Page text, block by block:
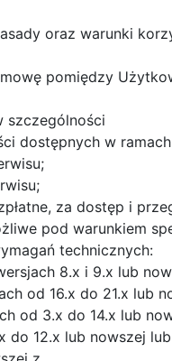
oraz warunki
pomiędzy
szczególności
dostępnych w
za dostęp i
pod warunkiem
technicznych:
8.x i 9.x lub
od 16.x do 21.x lub
od 3.x do 14.x lub
do 12.x lub nowszej lub